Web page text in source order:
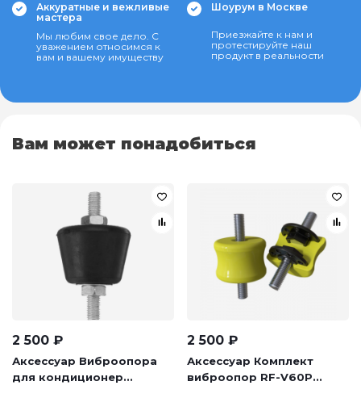
Аккуратные и вежливые
мастера
Мы любим свое дело. С
уважением относимся к
вам и вашему имуществу
Шоурум в Москве
Приезжайте к нам и
протестируйте наш
продукт в реальности
Вам может понадобиться
2 500 ₽
Аксессуар Виброопора
для кондиционер...
2 500 ₽
Аксессуар Комплект
виброопор RF-V60P...